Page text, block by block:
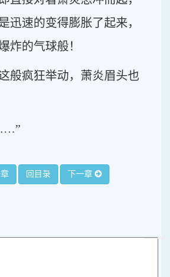
迅速的变得膨胀了起来，
炸的气球般！
般疯狂举动，萧炎眉头也
回目录 下一章